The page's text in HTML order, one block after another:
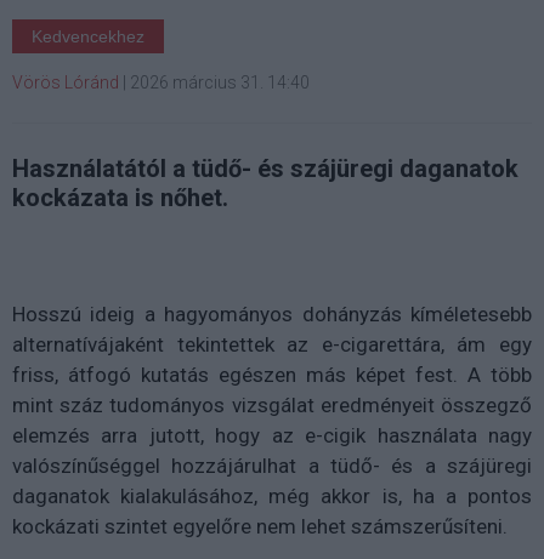
Kedvencekhez
Vörös Lóránd 2026 március 31. 14:40
Használatától a tüdő- és szájüregi daganatok
kockázata is nőhet.
Hosszú ideig a hagyományos dohányzás kíméletesebb
alternatívájaként tekintettek az e-cigarettára, ám egy
friss, átfogó kutatás egészen más képet fest. A több
mint száz tudományos vizsgálat eredményeit összegző
elemzés arra jutott, hogy az e-cigik használata nagy
valószínűséggel hozzájárulhat a tüdő- és a szájüregi
daganatok kialakulásához, még akkor is, ha a pontos
kockázati szintet egyelőre nem lehet számszerűsíteni.